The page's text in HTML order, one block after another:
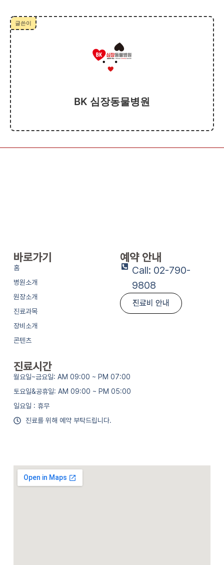
글쓴이
BK 심장동물병원
바로가기
홈
병원소개
원장소개
진료과목
장비소개
콘텐츠
예약 안내
Call: 02-790-
9808
진료비 안내
진료시간
월요일~금요일: AM 09:00 ~ PM 07:00
토요일&공휴일: AM 09:00 ~ PM 05:00
일요일 : 휴무
진료를 위해 예약 부탁드립니다.